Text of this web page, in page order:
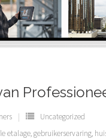
Uncategorized
etalage,gebruikerservaring,